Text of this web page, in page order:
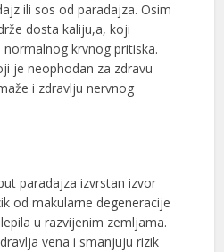
ili sos od paradajza. Osim
dosta kaliju,a, koji
krvnog pritiska.
je neophodan za zdravu
i zdravlju nervnog
paradajza izvrstan izvor
od makularne degeneracije
u razvijenim zemljama.
vena i smanjuju rizik